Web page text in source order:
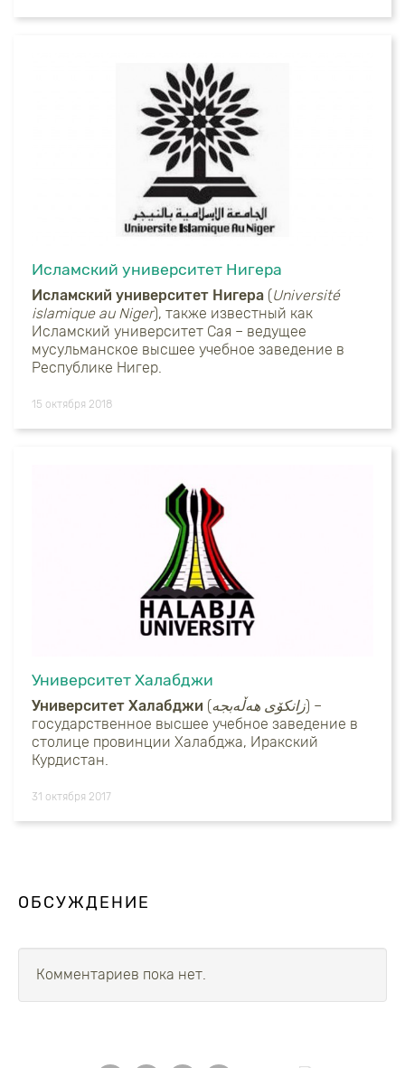
Исламский университет Нигера
Исламский университет Нигера (Université
islamique au Niger), также известный как
Исламский университет Сая – ведущее
мусульманское высшее учебное заведение в
Республике Нигер.
15 октября 2018
Университет Халабджи
Университет Халабджи (
) –
государственное высшее учебное заведение в
столице провинции Халабджа, Иракский
Курдистан.
31 октября 2017
ОБСУЖДЕНИЕ
Комментариев пока нет.